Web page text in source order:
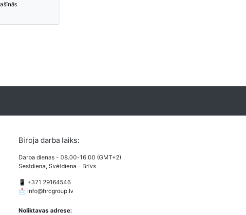
Biroja darba laiks:
Darba dienas - 08.00-16.00 (GMT+2)
Sestdiena, Svētdiena - Brīvs
📱 +371 29164546
📩 info@hrcgroup.lv
Noliktavas adrese: